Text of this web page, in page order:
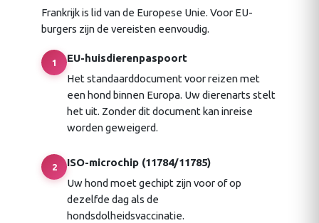
Frankrijk is lid van de Europese Unie. Voor EU-
burgers zijn de vereisten eenvoudig.
1
EU-huisdierenpaspoort
Het standaarddocument voor reizen met
een hond binnen Europa. Uw dierenarts stelt
het uit. Zonder dit document kan inreise
worden geweigerd.
2
ISO-microchip (11784/11785)
Uw hond moet gechipt zijn voor of op
dezelfde dag als de
hondsdolheidsvaccinatie.